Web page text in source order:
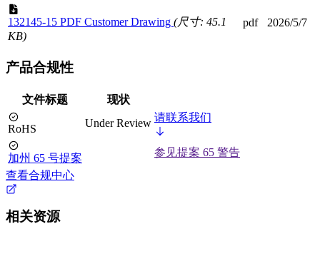
132145-15 PDF Customer Drawing (尺寸: 45.1
KB)
pdf 2026/5/7
产品合规性
文件标题 现状
RoHS Under Review 请联系我们
加州 65 号提案
参见提案 65 警告
查看合规中心
相关资源